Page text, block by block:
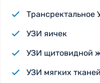
Трансректальное
УЗИ яичек
УЗИ щитовидной
УЗИ мягких тканей